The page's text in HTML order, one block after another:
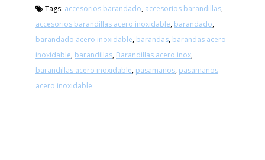
Tags: accesorios barandado, accesorios barandillas,
accesorios barandillas acero inoxidable, barandado,
barandado acero inoxidable, barandas, barandas acero
inoxidable, barandillas, Barandillas acero inox,
barandillas acero inoxidable, pasamanos, pasamanos
acero inoxidable